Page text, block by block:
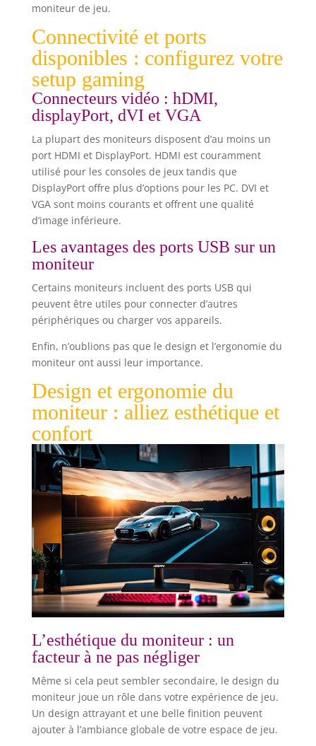
moniteur de jeu.
Connectivité et ports
disponibles : configurez votre
setup gaming
Connecteurs vidéo : hDMI,
displayPort, dVI et VGA
La plupart des moniteurs disposent d’au moins un
port HDMI et DisplayPort. HDMI est couramment
utilisé pour les consoles de jeux tandis que
DisplayPort offre plus d’options pour les PC. DVI et
VGA sont moins courants et offrent une qualité
d’image inférieure.
Les avantages des ports USB sur un
moniteur
Certains moniteurs incluent des ports USB qui
peuvent être utiles pour connecter d’autres
périphériques ou charger vos appareils.
Enfin, n’oublions pas que le design et l’ergonomie du
moniteur ont aussi leur importance.
Design et ergonomie du
moniteur : alliez esthétique et
confort
L’esthétique du moniteur : un
facteur à ne pas négliger
Même si cela peut sembler secondaire, le design du
moniteur joue un rôle dans votre expérience de jeu.
Un design attrayant et une belle finition peuvent
ajouter à l’ambiance globale de votre espace de jeu.